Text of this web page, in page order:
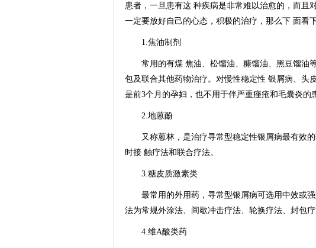
患者，一旦患有这 种疾病是非常难以治愈的，而且
一定要放好自己的心态，积极的治疗，那么下 面看
1.焦油制剂
常用的有煤 焦油、松馏油、糠馏油、黑豆馏油
包及联合其他药物治疗。对慢性稳定性 银屑病、头
是前3个月的孕妇，也不用于伴严重痤疮和毛囊炎的
2.地蒽酚
又称蒽林，是治疗寻常型稳定性银屑病最有效的
时接 触疗法和联合疗法。
3.糖皮质激素类
最常用的外用药，寻常型银屑病可选用中效或强
法为常规外涂法、间歇冲击疗法、轮换疗法、封包疗
4.维A酸类药